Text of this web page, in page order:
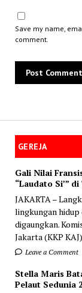
GEREJA
Gali Nilai
“Laudato Si’”
JAKARTA –
lingkungan
digaungkan.
Jakarta (KKP
Leave a Comment
Stella Maris
Pelaut Sedunia
Save my name,
comment.